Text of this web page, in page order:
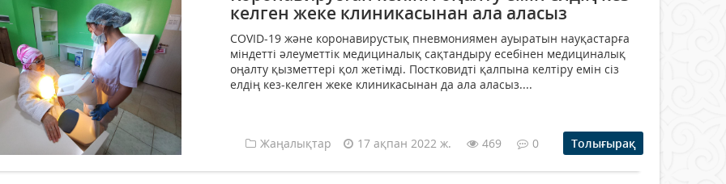
келген жеке клиникасынан ала аласыз
COVID-19 және коронавирустық пневмониямен ауыратын науқастарға
міндетті әлеуметтік медициналық сақтандыру есебінен медициналық
оңалту қызметтері қол жетімді. Постковидті қалпына келтіру емін сіз
елдің кез-келген жеке клиникасынан да ала аласыз....
Жаңалықтар 17 ақпан 2022 ж. 469 0 Толығырақ